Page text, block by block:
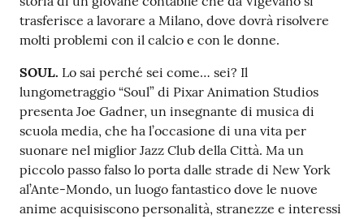
trasferisce a lavorare a Milano, dove dovrà risolvere
molti problemi con il calcio e con le donne.
SOUL. Lo sai perché sei come… sei? Il
lungometraggio “Soul” di Pixar Animation Studios
presenta Joe Gadner, un insegnante di musica di
scuola media, che ha l’occasione di una vita per
suonare nel miglior Jazz Club della Città. Ma un
piccolo passo falso lo porta dalle strade di New York
al’Ante-Mondo, un luogo fantastico dove le nuove
anime acquisiscono personalità, stranezze e interessi